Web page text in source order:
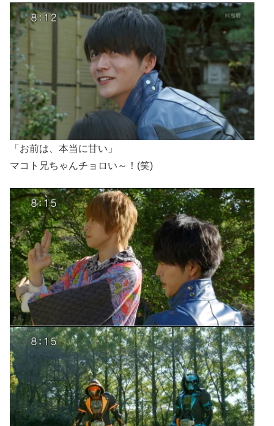
「お前は、本当に甘い」
マコト兄ちゃんチョロい～！(笑)